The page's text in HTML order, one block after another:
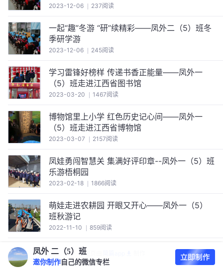
2023-12-06 237阅读
一起“趣”冬游 “研”续精彩——凤外二（5）班冬
季研学游
2023-12-06 245阅读
学习雷锋好榜样 传递书香正能量——凤外一
（5）班走进江西省图书馆
2023-03-20 1467阅读
博物馆里上小学 红色历史记心间——凤外一
（5）班走进江西省博物馆
2023-03-07 2157阅读
凤娃勇闯智慧关 集满好评印章--凤外一（5）班
乐游梧桐园
2023-02-18 1866阅读
萌娃走进农耕园 开眼又开心——凤外一（5）
班秋游记
2022-11-10 859阅读
该主页由
凤外 二（5）班
邀你制作 自己的微信专栏